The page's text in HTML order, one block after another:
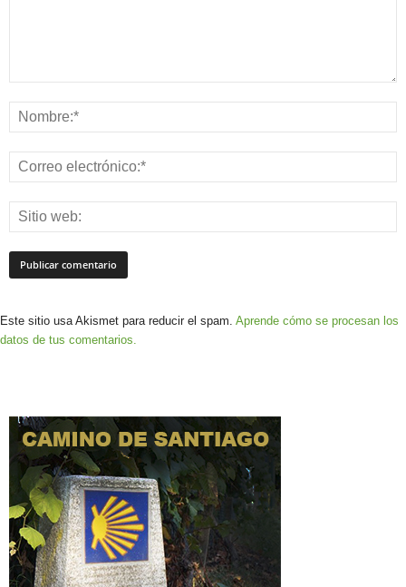
Este sitio usa Akismet para reducir el spam. Aprende cómo se procesan los
datos de tus comentarios.